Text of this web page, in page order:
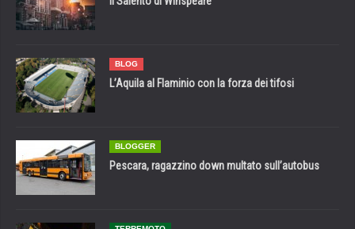
BLOG
L’Aquila al Flaminio con la forza dei tifosi
BLOGGER
Pescara, ragazzino down multato sull’autobus